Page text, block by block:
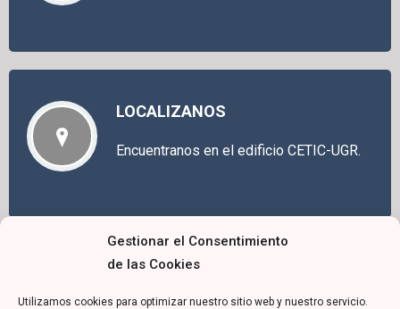
Gestionar el Consentimiento
de las Cookies
Utilizamos cookies para optimizar nuestro sitio web y nuestro servicio.
LOCALIZANOS
Encuentranos en el edificio CETIC-UGR.